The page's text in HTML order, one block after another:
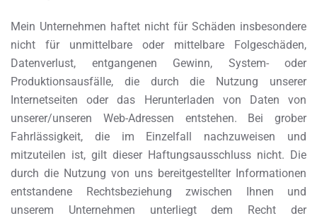
Mein Unternehmen haftet nicht für Schäden insbesondere
nicht für unmittelbare oder mittelbare Folgeschäden,
Datenverlust, entgangenen Gewinn, System- oder
Produktionsausfälle, die durch die Nutzung unserer
Internetseiten oder das Herunterladen von Daten von
unserer/unseren Web-Adressen entstehen. Bei grober
Fahrlässigkeit, die im Einzelfall nachzuweisen und
mitzuteilen ist, gilt dieser Haftungsausschluss nicht. Die
durch die Nutzung von uns bereitgestellter Informationen
entstandene Rechtsbeziehung zwischen Ihnen und
unserem Unternehmen unterliegt dem Recht der